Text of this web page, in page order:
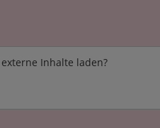
Inhalte laden?